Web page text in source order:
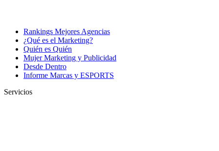
Rankings Mejores Agencias
¿Qué es el Marketing?
Quién es Quién
Mujer Marketing y Publicidad
Desde Dentro
Informe Marcas y ESPORTS
Servicios